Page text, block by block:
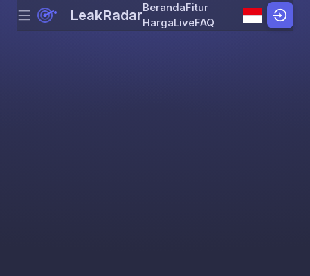
Skip to content
Menu LeakRadarBerandaFitur
HargaLiveFAQ